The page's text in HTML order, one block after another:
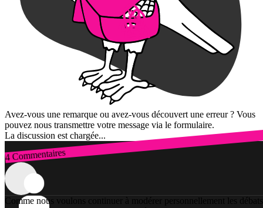
Avez-vous une remarque ou avez-vous découvert une erreur ? Vous
pouvez nous transmettre votre message via le formulaire.
La discussion est chargée...
4 Commentaires
Connexion
Comme nous voulons continuer à modérer personnellement les débats